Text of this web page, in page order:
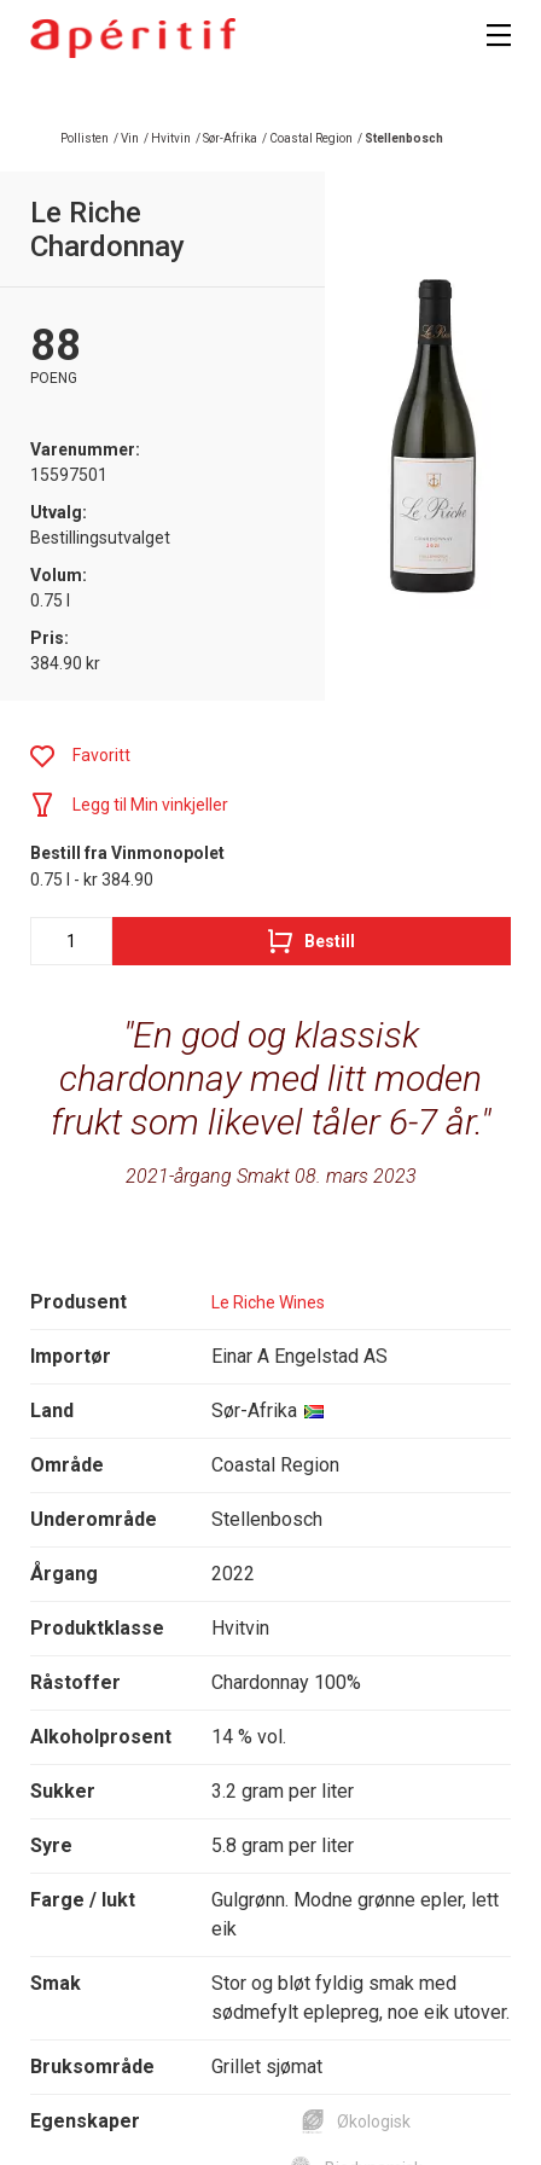
Pollisten /Vin / Hvitvin /Sør-Afrika / Coastal Region / Stellenbosch
Le Riche
Chardonnay
88
POENG
Varenummer:
15597501
Utvalg:
Bestillingsutvalget
Volum:
0.75 l
Pris:
384.90 kr
En god og klassisk
chardonnay med litt moden
frukt som likevel tåler 6-7 år.
2021-årgang Smakt 08. mars 2023
Produsent Le Riche Wines
Importør Einar A Engelstad AS
Land Sør-Afrika
Område Coastal Region
Underområde Stellenbosch
Årgang 2022
Produktklasse Hvitvin
Råstoffer Chardonnay 100%
Alkoholprosent 14 % vol.
Sukker 3.2 gram per liter
Syre 5.8 gram per liter
Farge / lukt
Gulgrønn. Modne grønne epler, lett
eik
Smak
Stor og bløt fyldig smak med
sødmefylt eplepreg, noe eik utover.
Bruksområde Grillet sjømat
Egenskaper Økologisk
Favoritt
Legg til Min vinkjeller
Bestill fra Vinmonopolet
0.75 l - kr 384.90
Bestill